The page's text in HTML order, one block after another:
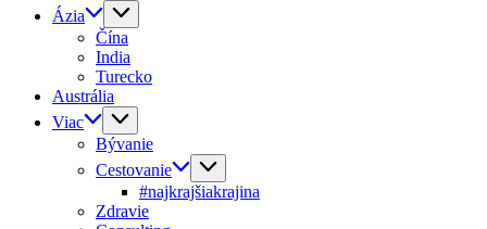
Ázia
Čína
India
Turecko
Austrália
Viac
Bývanie
Cestovanie
#najkrajšiakrajina
Zdravie